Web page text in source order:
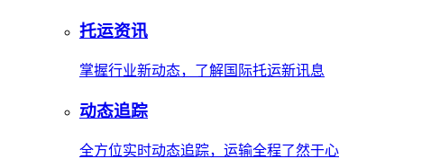
托运资讯
掌握行业新动态，了解国际托运新讯息
动态追踪
全方位实时动态追踪，运输全程了然于心